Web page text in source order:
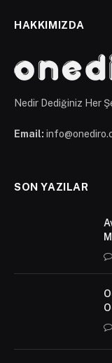
HAKKIMIZDA
Nedir Dediğiniz Her
Email:
SON YAZILAR